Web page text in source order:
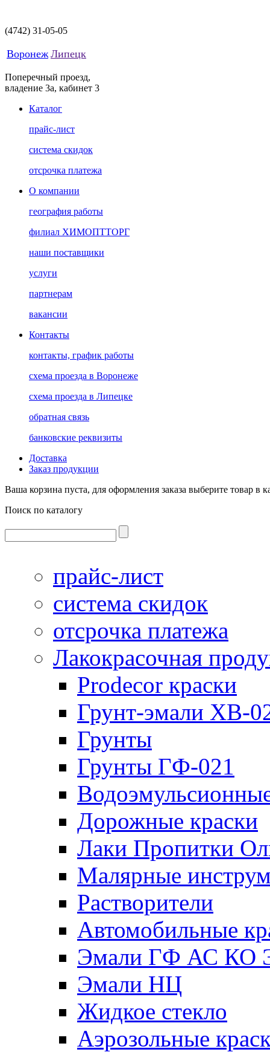
(4742) 31-05-05
Воронеж Липецк
Поперечный проезд,
владение 3а, кабинет 3
Каталог
прайс-лист
система скидок
отсрочка платежа
О компании
география работы
филиал ХИМОПТТОРГ
наши поставщики
услуги
партнерам
вакансии
Контакты
контакты, график работы
схема проезда в Воронеже
схема проезда в Липецке
обратная связь
банковские реквизиты
Доставка
Заказ продукции
Ваша корзина пуста, для оформления заказа выберите товар в
Поиск по каталогу
прайс-лист
система скидок
отсрочка платежа
Лакокрасочная
Prodecor краски
Грунт-эмали ХВ-
Грунты
Грунты ГФ-021
Дорожные краски
Лаки Пропитки
Малярные
Растворители
Автомобильные
Эмали ГФ АС КО
Эмали НЦ
Жидкое стекло
Аэрозольные